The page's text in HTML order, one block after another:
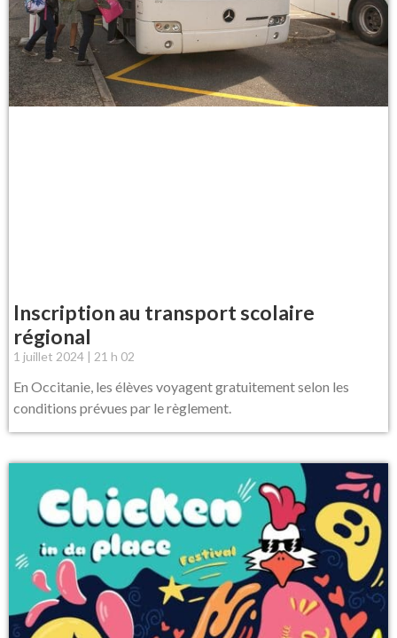
Inscription au transport scolaire
régional
1 juillet 2024 21 h 02
En Occitanie, les élèves voyagent gratuitement selon les
conditions prévues par le règlement.